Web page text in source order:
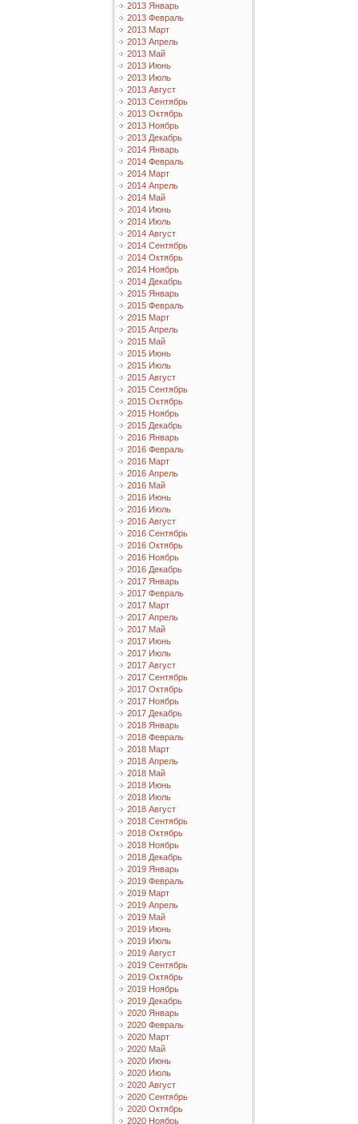
2013 Январь
2013 Февраль
2013 Март
2013 Апрель
2013 Май
2013 Июнь
2013 Июль
2013 Август
2013 Сентябрь
2013 Октябрь
2013 Ноябрь
2013 Декабрь
2014 Январь
2014 Февраль
2014 Март
2014 Апрель
2014 Май
2014 Июнь
2014 Июль
2014 Август
2014 Сентябрь
2014 Октябрь
2014 Ноябрь
2014 Декабрь
2015 Январь
2015 Февраль
2015 Март
2015 Апрель
2015 Май
2015 Июнь
2015 Июль
2015 Август
2015 Сентябрь
2015 Октябрь
2015 Ноябрь
2015 Декабрь
2016 Январь
2016 Февраль
2016 Март
2016 Апрель
2016 Май
2016 Июнь
2016 Июль
2016 Август
2016 Сентябрь
2016 Октябрь
2016 Ноябрь
2016 Декабрь
2017 Январь
2017 Февраль
2017 Март
2017 Апрель
2017 Май
2017 Июнь
2017 Июль
2017 Август
2017 Сентябрь
2017 Октябрь
2017 Ноябрь
2017 Декабрь
2018 Январь
2018 Февраль
2018 Март
2018 Апрель
2018 Май
2018 Июнь
2018 Июль
2018 Август
2018 Сентябрь
2018 Октябрь
2018 Ноябрь
2018 Декабрь
2019 Январь
2019 Февраль
2019 Март
2019 Апрель
2019 Май
2019 Июнь
2019 Июль
2019 Август
2019 Сентябрь
2019 Октябрь
2019 Ноябрь
2019 Декабрь
2020 Январь
2020 Февраль
2020 Март
2020 Май
2020 Июнь
2020 Июль
2020 Август
2020 Сентябрь
2020 Октябрь
2020 Ноябрь